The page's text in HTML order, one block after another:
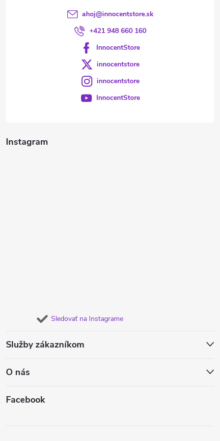
Instagram
Sledovať na Instagrame
Služby zákazníkom
O nás
Facebook
ahoj@innocentstore.sk
+421 948 660 160
InnocentStore
innocentstore
innocentstore
InnocentStore